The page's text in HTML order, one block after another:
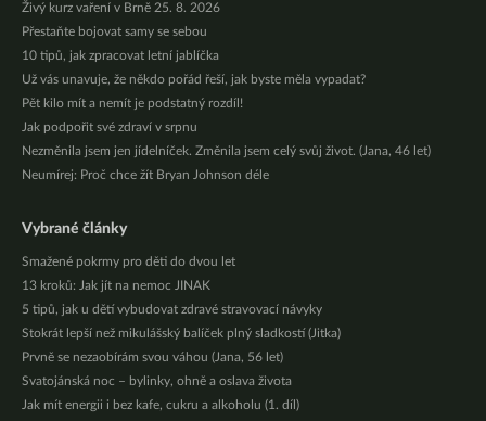
Živý kurz vaření v Brně 25. 8. 2026
Přestaňte bojovat samy se sebou
10 tipů, jak zpracovat letní jablíčka
Už vás unavuje, že někdo pořád řeší, jak byste měla vypadat?
Pět kilo mít a nemít je podstatný rozdíl!
Jak podpořit své zdraví v srpnu
Nezměnila jsem jen jídelníček. Změnila jsem celý svůj život. (Jana, 46 let)
Neumírej: Proč chce žít Bryan Johnson déle
Vybrané články
Smažené pokrmy pro děti do dvou let
13 kroků: Jak jít na nemoc JINAK
5 tipů, jak u dětí vybudovat zdravé stravovací návyky
Stokrát lepší než mikulášský balíček plný sladkostí (Jitka)
Prvně se nezaobírám svou váhou (Jana, 56 let)
Svatojánská noc – bylinky, ohně a oslava života
Jak mít energii i bez kafe, cukru a alkoholu (1. díl)